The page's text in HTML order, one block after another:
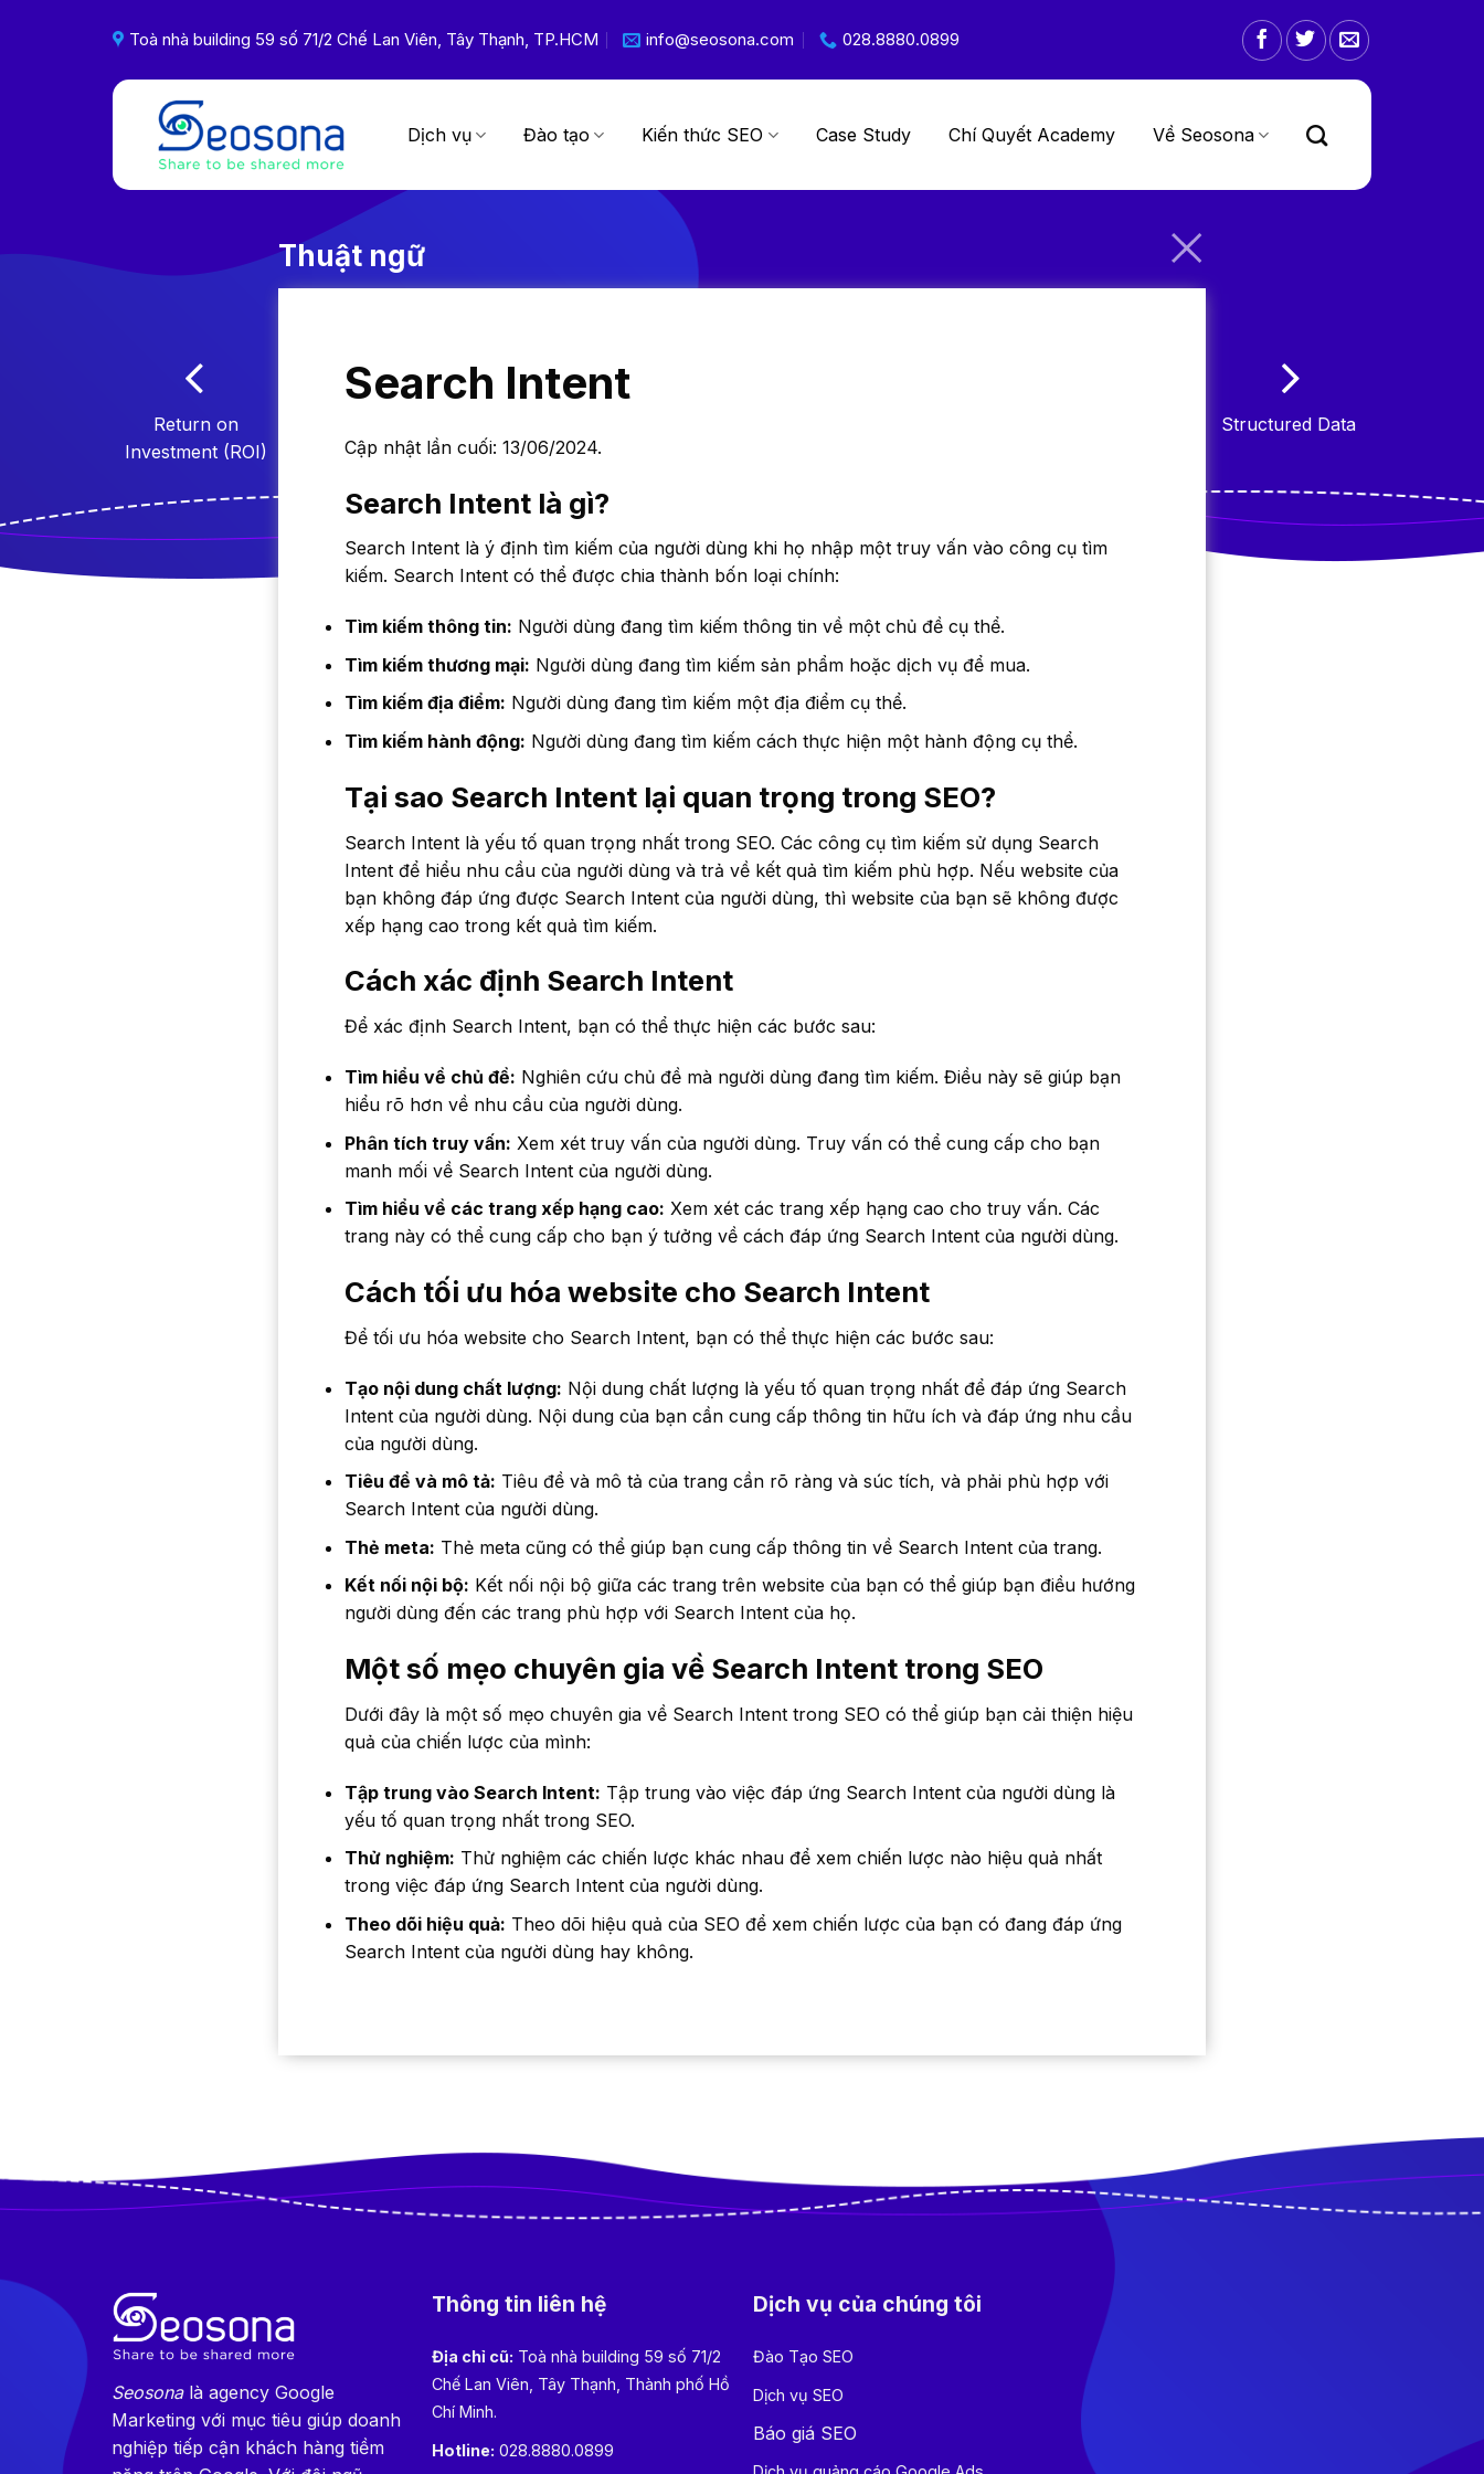
Toà nhà building 59 số 71/2 Chế Lan Viên, Tây Thạnh, TP.HCM info@seosona.com 028.8880.0899
Dịch vụ Đào tạo Kiến thức SEO Case Study Chí Quyết Academy Về Seosona
Return on
Investment (ROI)
Thuật ngữ
Search Intent
Cập nhật lần cuối: 13/06/2024.
Search Intent là gì?
Search Intent là ý định tìm kiếm của người dùng khi họ nhập một truy vấn vào công cụ tìm
kiếm. Search Intent có thể được chia thành bốn loại chính:
Tìm kiếm thông tin: Người dùng đang tìm kiếm thông tin về một chủ đề cụ thể.
Tìm kiếm thương mại: Người dùng đang tìm kiếm sản phẩm hoặc dịch vụ để mua.
Tìm kiếm địa điểm: Người dùng đang tìm kiếm một địa điểm cụ thể.
Tìm kiếm hành động: Người dùng đang tìm kiếm cách thực hiện một hành động cụ thể.
Tại sao Search Intent lại quan trọng trong SEO?
Search Intent là yếu tố quan trọng nhất trong SEO. Các công cụ tìm kiếm sử dụng Search
Intent để hiểu nhu cầu của người dùng và trả về kết quả tìm kiếm phù hợp. Nếu website của
bạn không đáp ứng được Search Intent của người dùng, thì website của bạn sẽ không được
xếp hạng cao trong kết quả tìm kiếm.
Cách xác định Search Intent
Để xác định Search Intent, bạn có thể thực hiện các bước sau:
Tìm hiểu về chủ đề: Nghiên cứu chủ đề mà người dùng đang tìm kiếm. Điều này sẽ giúp bạn
hiểu rõ hơn về nhu cầu của người dùng.
Phân tích truy vấn: Xem xét truy vấn của người dùng. Truy vấn có thể cung cấp cho bạn
manh mối về Search Intent của người dùng.
Tìm hiểu về các trang xếp hạng cao: Xem xét các trang xếp hạng cao cho truy vấn. Các
trang này có thể cung cấp cho bạn ý tưởng về cách đáp ứng Search Intent của người dùng.
Cách tối ưu hóa website cho Search Intent
Để tối ưu hóa website cho Search Intent, bạn có thể thực hiện các bước sau:
Tạo nội dung chất lượng: Nội dung chất lượng là yếu tố quan trọng nhất để đáp ứng Search
Intent của người dùng. Nội dung của bạn cần cung cấp thông tin hữu ích và đáp ứng nhu cầu
của người dùng.
Tiêu đề và mô tả: Tiêu đề và mô tả của trang cần rõ ràng và súc tích, và phải phù hợp với
Search Intent của người dùng.
Thẻ meta: Thẻ meta cũng có thể giúp bạn cung cấp thông tin về Search Intent của trang.
Kết nối nội bộ: Kết nối nội bộ giữa các trang trên website của bạn có thể giúp bạn điều hướng
người dùng đến các trang phù hợp với Search Intent của họ.
Một số mẹo chuyên gia về Search Intent trong SEO
Dưới đây là một số mẹo chuyên gia về Search Intent trong SEO có thể giúp bạn cải thiện hiệu
quả của chiến lược của mình:
Tập trung vào Search Intent: Tập trung vào việc đáp ứng Search Intent của người dùng là
yếu tố quan trọng nhất trong SEO.
Thử nghiệm: Thử nghiệm các chiến lược khác nhau để xem chiến lược nào hiệu quả nhất
trong việc đáp ứng Search Intent của người dùng.
Theo dõi hiệu quả: Theo dõi hiệu quả của SEO để xem chiến lược của bạn có đang đáp ứng
Search Intent của người dùng hay không.
Structured Data
Seosonalà agency Google
Marketing với mục tiêu giúp doanh
nghiệp tiếp cận khách hàng tiềm
Thông tin liên hệ
Địa chỉ cũ: Toà nhà building 59 số 71/2
Chế Lan Viên, Tây Thạnh, Thành phố Hồ
Chí Minh.
Hotline: 028.8880.0899
Dịch vụ của chúng tôi
Đào Tạo SEO
Dịch vụ SEO
Báo giá SEO